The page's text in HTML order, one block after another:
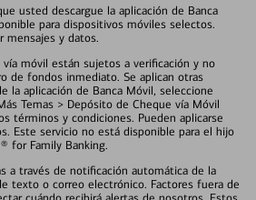
usted descargue la aplicación de Banca
para dispositivos móviles selectos.
mensajes y datos.
móvil están sujetos a verificación y no
de fondos inmediato. Se aplican otras
la aplicación de Banca Móvil, seleccione
Temas > Depósito de Cheque vía Móvil
términos y condiciones. Pueden aplicarse
Este servicio no está disponible para el hijo
for Family Banking.
a través de notificación automática de la
texto o correo electrónico. Factores fuera de